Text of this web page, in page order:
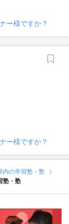
ー様ですか？
ー様ですか？
内の学習塾・塾
塾・塾